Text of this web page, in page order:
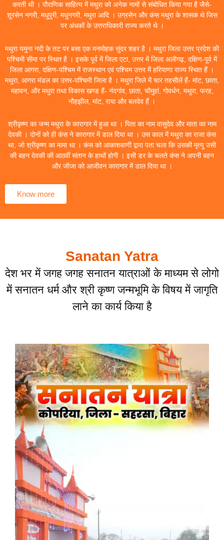
करती थी । पौराणिक साहित्य में मथुरा को अनेक नामों से संबोधित किया गया है जैसे-
शूरसेन नगरी, मधुपुरी, मधुनगरी, मधुरा आदि । उग्रसेन और कंस मथुरा के शासक थे जिस
पर अंधकों के उत्तराधिकारी राज्य करते थे ।
मथुरा यमुना नदी के तट पर बसा एक मनमोहक सुंदर शहर है । मथुरा जिला उत्तर प्रदेश की
पश्चिमी सीमा पर स्थित है । इसके पूर्व में जिला एटा, उत्तर में जिला अलीगढ़, दक्षिण-पूर्व में
जिला आगरा, दक्षिण-पश्चिम में राजस्थान एवं पश्चिम उत्तर में हरियाणा राज्य स्थित हैं ।
मथुरा, आगरा मंडल का उत्तर-पश्चिमी जिला है । मथुरा जिले में चार तहसीलें हैं- मांट, छाता,
महावन, और मथुरा तथा विकास खण्ड हैं- नंदगांव, छाता, चौमुहां, गोवर्धन, मथुरा, फरह,
नौहझील, मांट, राया और बलदेव हैं ।
श्रीकृष्ण का जन्म मथुरा के कारागार में हुआ था । पिता का नाम वासुदेव और माता का नाम
देवकी । दोनों को ही कंस ने कारागार में डाल दिया था । उस काल में मथुरा का राजा कंस
था, जो श्रीकृष्ण का मामा था । कंस को आकाशवाणी द्वारा पता चला कि उसकी मृत्यु उसी
की बहन देवकी की आठवीं संतान के हाथों होगी । इसी डर के चलते कंस ने अपनी बहन
और जीजा को आजीवन कारागार में डाल दिया था ।
Know more
Sanatan Yatra
देश भर में जगह जगह सनातन यात्राओं के माध्यम से लोगो
में सनातन धर्म और श्री कृष्ण जन्मभूमि के विषय में जागृति
लाने का कार्य किया है